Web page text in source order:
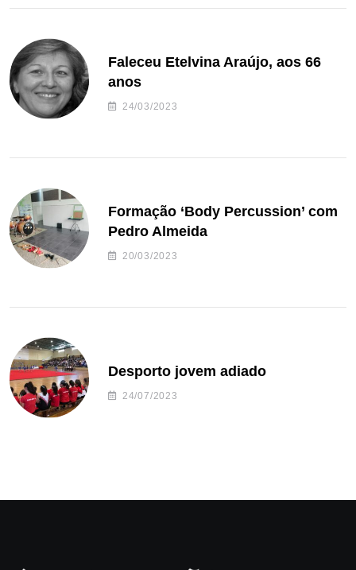
Faleceu Etelvina Araújo, aos 66
anos
24/03/2023
Formação ‘Body Percussion’ com
Pedro Almeida
20/03/2023
Desporto jovem adiado
24/07/2023